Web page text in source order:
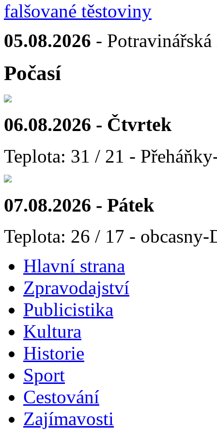
05.08.2026 -
Počasí
06.08.2026 - Čtvrtek
Teplota: 31 / 21 -
07.08.2026 - Pátek
Teplota: 26 / 17 - obcasny-
Hlavní strana
Zpravodajství
Publicistika
Kultura
Historie
Sport
Cestování
Zajímavosti